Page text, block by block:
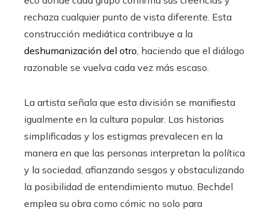
rechaza cualquier punto de vista diferente. Esta
construcción mediática contribuye a la
deshumanización del otro , haciendo que el diálogo
razonable se vuelva cada vez más escaso.
La artista señala que esta división se manifiesta
igualmente en la cultura popular. Las historias
simplificadas y los estigmas prevalecen en la
manera en que las personas interpretan la política
y la sociedad, afianzando sesgos y obstaculizando
la posibilidad de entendimiento mutuo. Bechdel
emplea su obra como cómic no solo para